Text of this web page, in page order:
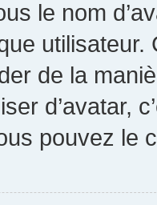
le nom
utilisateur.
de la
d’avatar,
pouvez